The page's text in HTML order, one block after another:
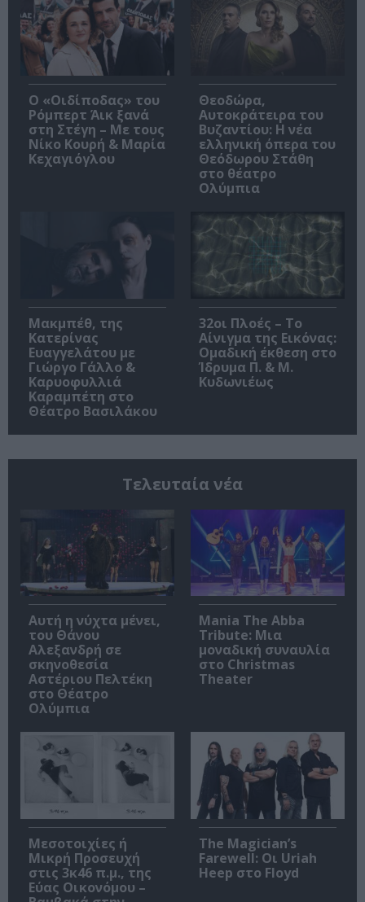
O «Οιδίποδας» του
Ρόμπερτ Άικ ξανά
στη Στέγη – Με τους
Νίκο Κουρή & Μαρία
Κεχαγιόγλου
Θεοδώρα,
Αυτοκράτειρα του
Βυζαντίου: Η νέα
ελληνική όπερα του
Θεόδωρου Στάθη
στο θέατρο
Ολύμπια
Μακμπέθ, της
Κατερίνας
Ευαγγελάτου με
Γιώργο Γάλλο &
Καρυοφυλλιά
Καραμπέτη στο
Θέατρο Βασιλάκου
32οι Πλοές – Το
Αίνιγμα της Εικόνας:
Ομαδική έκθεση στο
Ίδρυμα Π. & Μ.
Κυδωνιέως
Τελευταία νέα
Αυτή η νύχτα μένει,
του Θάνου
Αλεξανδρή σε
σκηνοθεσία
Αστέριου Πελτέκη
στο Θέατρο
Ολύμπια
Mania The Abba
Tribute: Μια
μοναδική συναυλία
στο Christmas
Theater
Μεσοτοιχίες ή
Μικρή Προσευχή
στις 3κ46 π.μ., της
Εύας Οικονόμου –
The Magician’s
Farewell: Οι Uriah
Heep στο Floyd